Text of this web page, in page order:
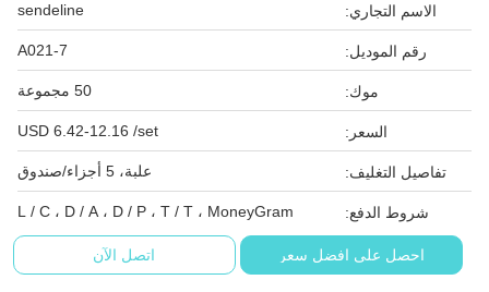
الاسم التجاري: sendeline
رقم الموديل: A021-7
موك: 50 مجموعة
السعر: USD 6.42-12.16 /set
تفاصيل التغليف: علبة، 5 أجزاء/صندوق
شروط الدفع: L / C ، D / A ، D / P ، T / T ، MoneyGram
احصل على افضل سعر اتصل الآن